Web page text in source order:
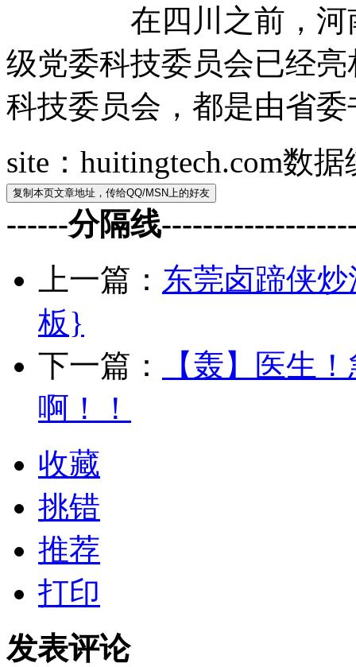
在四川之前，河南
级党委科技委员会已经
科技委员会，都是由省
site：huitingtech.com数
------分隔线
上一篇： 东莞卤蹄侠
板}
下一篇：
【轰】医生
啊！！
收藏
挑错
推荐
打印
发表评论